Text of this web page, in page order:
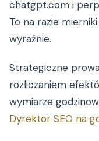
chatgpt.com i
To na razie
wyraźnie.
Strategiczne
rozliczaniem
wymiarze
Dyrektor SEO na